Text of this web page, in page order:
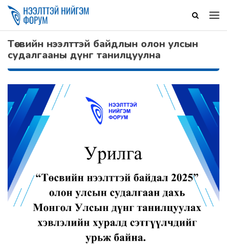
Төсвийн нээлттэй байдлын олон улсын
судалгааны дүнг танилцуулна